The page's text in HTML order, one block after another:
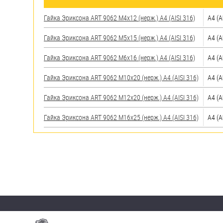
Пробки
Саморезы и шурупы
Стопорные кольца
Такелаж
Хомуты
Гайка Эриксона ART 9062 М4х12 (нерж.) A4 (AISI 316)
A4
Гайка Эриксона ART 9062 М5х15 (нерж.) A4 (AISI 316) A4
Гайка Эриксона ART 9062 М6х16 (нерж.) A4 (AISI 316) A4
Гайка Эриксона ART 9062 М10х20 (нерж.) A4 (AISI 316) A4
Гайка Эриксона ART 9062 М12х20 (нерж.) A4 (AISI 316) A4
Гайка Эриксона ART 9062 М16х25 (нерж.) A4 (AISI 316) A4